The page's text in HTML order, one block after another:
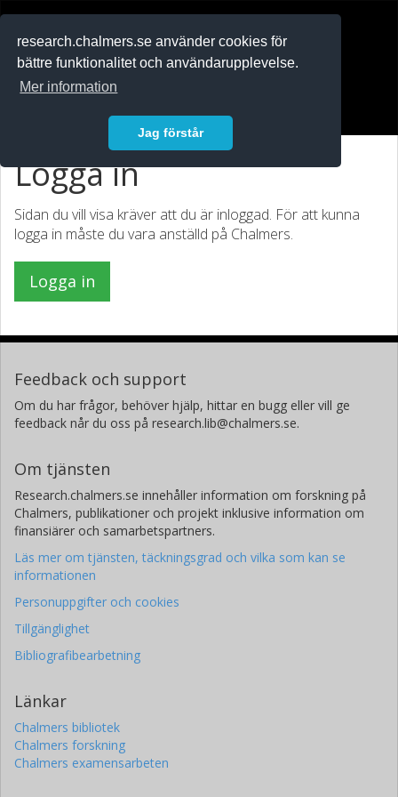
research.chalmers.se använder cookies för
bättre funktionalitet och användarupplevelse.
Mer information
Jag förstår
Logga in
Sidan du vill visa kräver att du är inloggad. För att kunna
logga in måste du vara anställd på Chalmers.
Logga in
Feedback och support
Om du har frågor, behöver hjälp, hittar en bugg eller vill ge
feedback når du oss på research.lib@chalmers.se.
Om tjänsten
Research.chalmers.se innehåller information om forskning på
Chalmers, publikationer och projekt inklusive information om
finansiärer och samarbetspartners.
Läs mer om tjänsten, täckningsgrad och vilka som kan se
informationen
Personuppgifter och cookies
Tillgänglighet
Bibliografibearbetning
Länkar
Chalmers bibliotek
Chalmers forskning
Chalmers examensarbeten